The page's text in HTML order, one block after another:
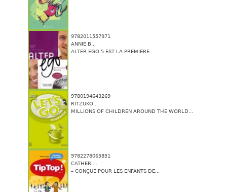
9782011557971
ANNIE B...
ALTER EGO 5 EST LA PREMIÈRE...
9780194643269
RITZUKO...
MILLIONS OF CHILDREN AROUND THE WORLD...
9782278065851
CATHERI...
– CONÇUE POUR LES ENFANTS DE...